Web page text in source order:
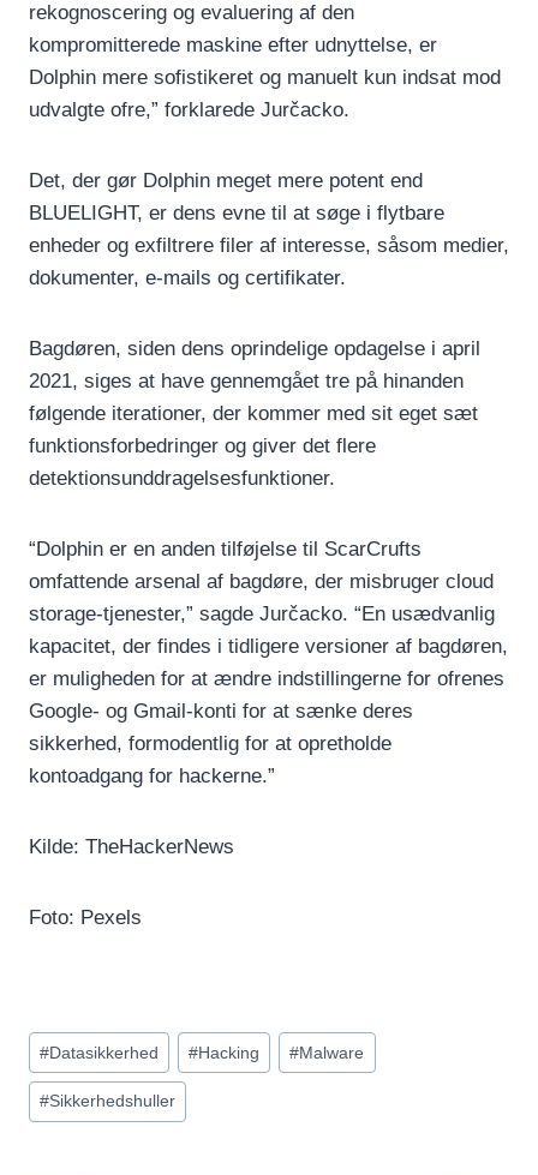
rekognoscering og evaluering af den
kompromitterede maskine efter udnyttelse, er
Dolphin mere sofistikeret og manuelt kun indsat mod
udvalgte ofre,” forklarede Jurčacko.
Det, der gør Dolphin meget mere potent end
BLUELIGHT, er dens evne til at søge i flytbare
enheder og exfiltrere filer af interesse, såsom medier,
dokumenter, e-mails og certifikater.
Bagdøren, siden dens oprindelige opdagelse i april
2021, siges at have gennemgået tre på hinanden
følgende iterationer, der kommer med sit eget sæt
funktionsforbedringer og giver det flere
detektionsunddragelsesfunktioner.
“Dolphin er en anden tilføjelse til ScarCrufts
omfattende arsenal af bagdøre, der misbruger cloud
storage-tjenester,” sagde Jurčacko. “En usædvanlig
kapacitet, der findes i tidligere versioner af bagdøren,
er muligheden for at ændre indstillingerne for ofrenes
Google- og Gmail-konti for at sænke deres
sikkerhed, formodentlig for at opretholde
kontoadgang for hackerne.”
Kilde: TheHackerNews
Foto: Pexels
Indlæg-
tags:
#Datasikkerhed #Hacking #Malware
#Sikkerhedshuller